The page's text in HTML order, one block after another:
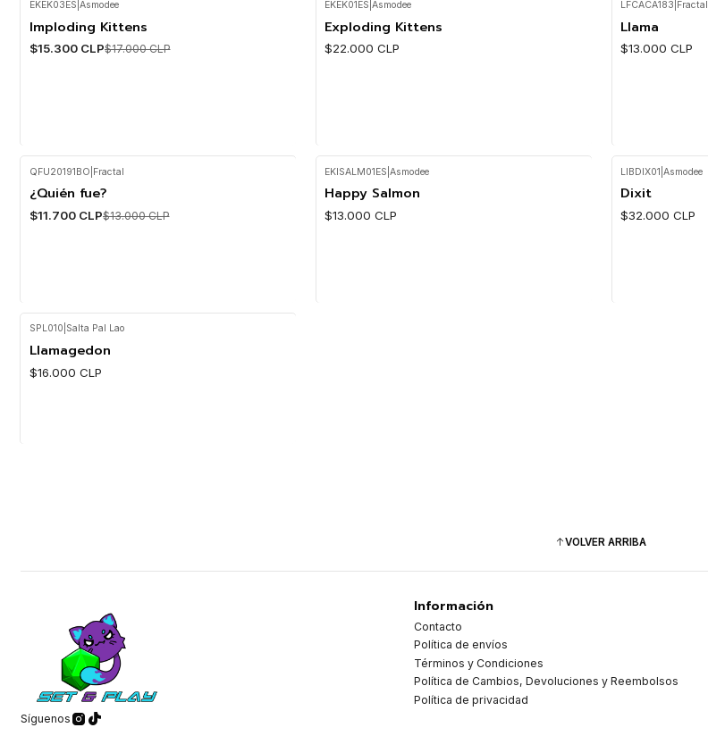
-10%
EKEK03ES Asmodee
Imploding Kittens
$15.300 CLP$17.000 CLP
EKEK01ES |Asmodee
Exploding Kittens
$22.000 CLP
LFCACA183 Fractal
Llama
$13.000 CLP
-10%
QFU20191BO Fractal
¿Quién fue?
$11.700 CLP$13.000 CLP
EKISALM01ES |Asmodee
Happy Salmon
$13.000 CLP
LIBDIX01 Asmodee
Dixit
$32.000 CLP
SPL010 Salta Pal Lao
Llamagedon
$16.000 CLP
VOLVER ARRIBA
Síguenos
Información
Contacto
Política de envíos
Términos y Condiciones
Política de Cambios, Devoluciones y Reembolsos
Política de privacidad